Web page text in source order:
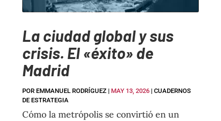
La ciudad global y sus
crisis. El «éxito» de
Madrid
POR EMMANUEL RODRÍGUEZ| MAY 13, 2026| CUADERNOS
DE ESTRATEGIA
Cómo la metrópolis se convirtió en un